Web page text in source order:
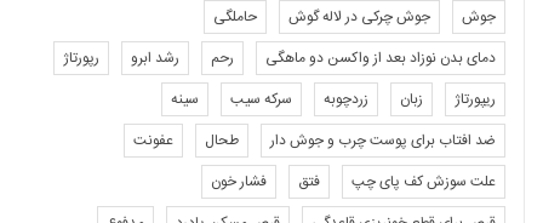
جوش
جوش چرکی در لاله گوش
حاملگی
دمای بدن نوزاد بعد از واکسن دو ماهگی
رحم رشد ابرو
رپورتاژ
ریپورتاژ
زبان زردچوبه سرکه سیب
سینه
ضد افتاب برای پوست چرب و جوش دار
طحال
عفونت
علت سوزش کف پای چپ
فتق
فشار خون